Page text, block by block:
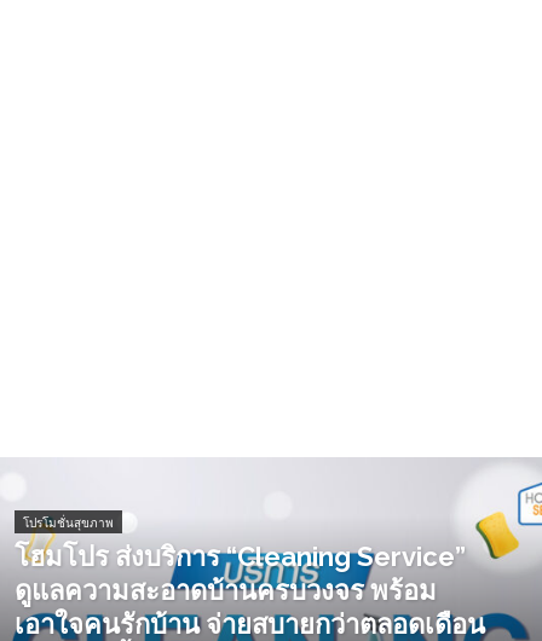
โปรโมชั่นสุขภาพ
โฮมโปร ส่งบริการ “Cleaning Service”
ดูแลความสะอาดบ้านครบวงจร พร้อม
เอาใจคนรักบ้าน จ่ายสบายกว่าตลอดเดือน